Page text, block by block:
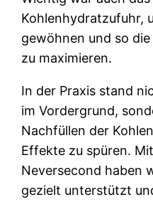
Kohlenhydratzufuhr,
gewöhnen und so
zu maximieren.
In der Praxis stand
im Vordergrund,
Nachfüllen der
Effekte zu spüren.
Neversecond haben
gezielt unterstützt